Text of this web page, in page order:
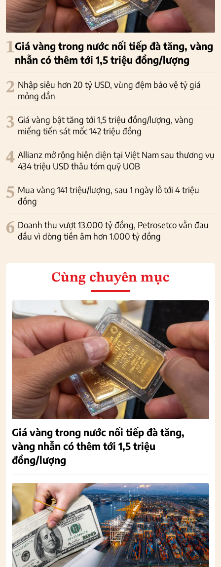
1Giá vàng trong nước nối tiếp đà tăng, vàng
nhẫn có thêm tới 1,5 triệu đồng/lượng
2 Nhập siêu hơn 20 tỷ USD, vùng đệm bảo vệ tỷ giá
mỏng dần
3 Giá vàng bật tăng tới 1,5 triệu đồng/lượng, vàng
miếng tiến sát mốc 142 triệu đồng
4 Allianz mở rộng hiện diện tại Việt Nam sau thương vụ
434 triệu USD thâu tóm quỹ UOB
5 Mua vàng 141 triệu/lượng, sau 1 ngày lỗ tới 4 triệu
đồng
6 Doanh thu vượt 13.000 tỷ đồng, Petrosetco vẫn đau
đầu vì dòng tiền âm hơn 1.000 tỷ đồng
Cùng chuyên mục
Giá vàng trong nước nối tiếp đà tăng,
vàng nhẫn có thêm tới 1,5 triệu
đồng/lượng